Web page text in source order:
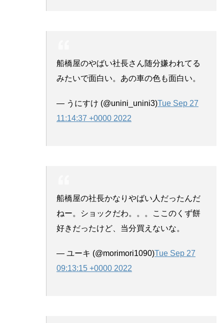
船橋屋のやばい社長さん随分嫌われてる
みたいで面白い。あの車の色も面白い。
— うにすけ (@unini_unini3)Tue Sep 27
11:14:37 +0000 2022
船橋屋の社長かなりやばい人だったんだ
ねー。ショックだわ。。。ここのくず餅
好きだったけど、当分買えないな。
— ユーキ (@morimori1090)Tue Sep 27
09:13:15 +0000 2022